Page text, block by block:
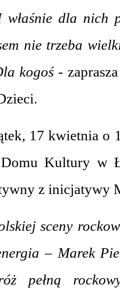
właśnie dla nich
nie trzeba
kogoś -
17 kwietnia o
Kultury w
z inicjatywy
sceny
– Marek
pełną